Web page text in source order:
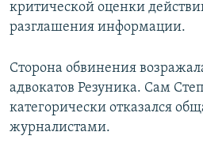
критической оценки
разглашения информации.
Сторона обвинения
адвокатов Резуника. Сам
категорически отказался
журналистами.